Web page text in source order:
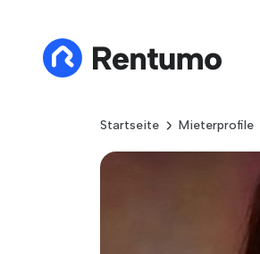
Startseite Mieterprofile